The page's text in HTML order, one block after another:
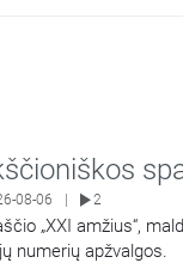
08-06 2
„XXI amžius“,
numerių apžvalgos.